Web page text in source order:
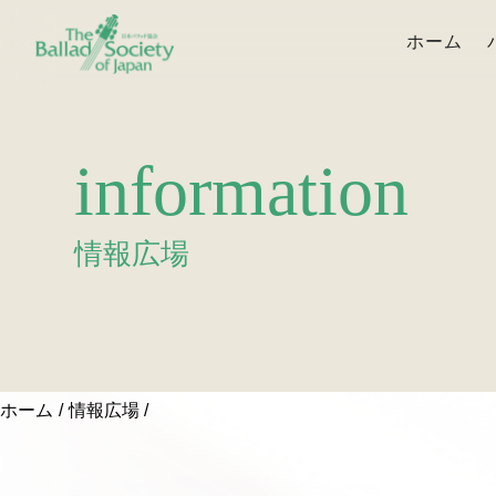
ホーム
information
情報広場
ホーム 情報広場